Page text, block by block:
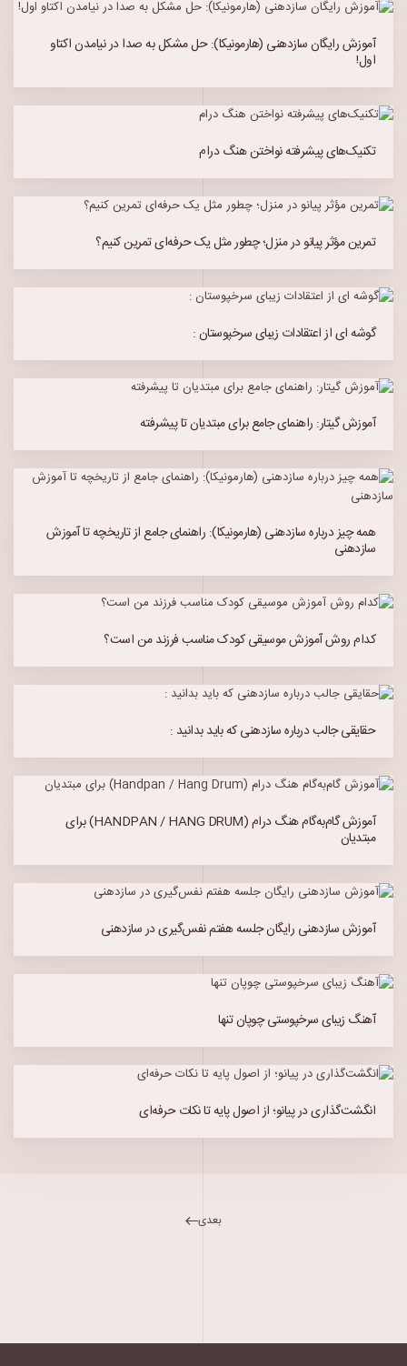
آموزش رایگان سازدهنی (هارمونیکا): حل مشکل به صدا در نیامدن اکتاو
اول!
تکنیک‌های پیشرفته نواختن هنگ درام
تمرین مؤثر پیانو در منزل؛ چطور مثل یک حرفه‌ای تمرین کنیم؟
گوشه ای از اعتقادات زیبای سرخپوستان :
آموزش گیتار: راهنمای جامع برای مبتدیان تا پیشرفته
همه چیز درباره سازدهنی (هارمونیکا): راهنمای جامع از تاریخچه تا آموزش
سازدهنی
کدام روش آموزش موسیقی کودک مناسب فرزند من است؟
حقایقی جالب درباره سازدهنی که باید بدانید :
آموزش گام‌به‌گام هنگ درام (HANDPAN / HANG DRUM) برای
مبتدیان
آموزش سازدهنی رایگان جلسه هفتم نفس‌گیری در سازدهنی
آهنگ زیبای سرخپوستی چوپان تنها
انگشت‌گذاری در پیانو؛ از اصول پایه تا نکات حرفه‌ای
بعدی